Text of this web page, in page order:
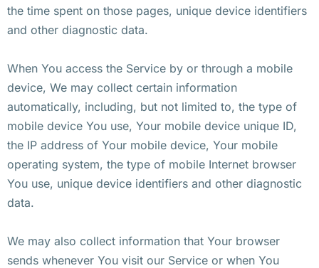
the time spent on those pages, unique device identifiers
and other diagnostic data.
When You access the Service by or through a mobile
device, We may collect certain information
automatically, including, but not limited to, the type of
mobile device You use, Your mobile device unique ID,
the IP address of Your mobile device, Your mobile
operating system, the type of mobile Internet browser
You use, unique device identifiers and other diagnostic
data.
We may also collect information that Your browser
sends whenever You visit our Service or when You